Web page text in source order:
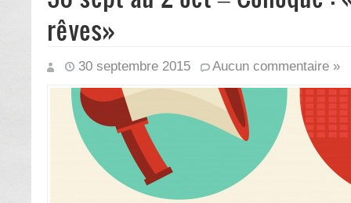
rêves»
30 septembre 2015 Aucun commentaire »